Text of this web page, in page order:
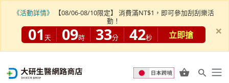
《活動詳情》
【08/06-08/10限定】 消費滿NT$1，即可參加刮刮樂活
動！
01 天 09時 33分 40秒 立即搶 ×